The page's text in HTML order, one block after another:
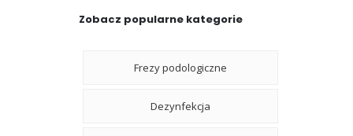
Zobacz popularne kategorie
Frezy podologiczne
Dezynfekcja